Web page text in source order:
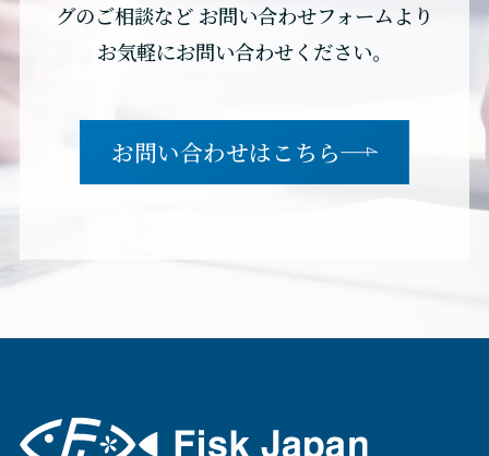
グのご相談など お問い合わせフォームより
お気軽にお問い合わせください。
お問い合わせはこちら